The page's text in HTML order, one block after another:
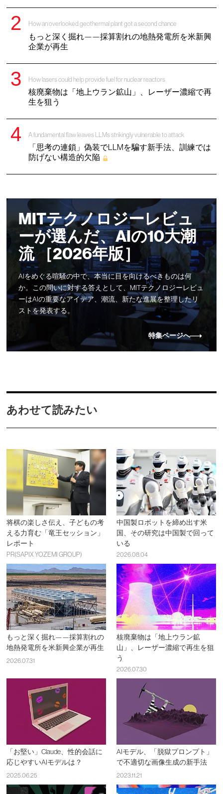
How an overlooked geothermal plant got a second chance
もっと深く掘れ——採算割れの地熱発電所を米新興
企業が再生
How lasers could help provide fuel for nuclear reactors
核廃棄物は「地上ウラン鉱山」、レーザー濃縮で再
生を狙う
A fundamental flaw leaves LLMs strikingly vulnerable to attack
「思考の連鎖」偽装でLLMを騙す新手法、訓練では
防げない構造的欠陥
MITテクノロジーレビュ
ーが選んだ、AIの10大潮
流 ［2026年版］
AIをめぐる喧騒の中で、本当に目を向けるべきものは何
か。この問いに対する答えとして、MITテクノロジーレビュ
ーはAIの重要なアイデア、潮流、新たな進展を整理したリ
ストを発表する。
特集ページへ
あわせて読みたい
将棋の楽しさ伝え、子どもの考
える力育む「竜王セッション」
レポート
PR(SAPIX YOZEMI GROUP)
中国製ロボットを締め出す米
国、その研究は中国製で回って
いる
2026.08.04
もっと深く掘れ——採算割れの
地熱発電所を米新興企業が再生
2026.07.31
核廃棄物は「地上ウラン鉱
山」、レーザー濃縮で再生を狙
う
2026.07.30
「お堅い」Claude、性的会話に
応じやすいAIモデルは？
2025.06.25
AIモデル、「脱獄プロンプト」
で不適切な画像生成の新手法
2023.11.21